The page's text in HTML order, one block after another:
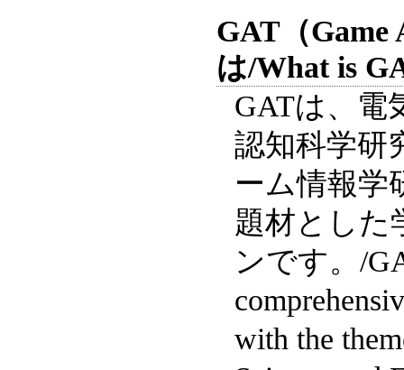
GAT（Game
は/What is
GATは、電
認知科学研
ーム情報学
題材とした
ンです。/
with the